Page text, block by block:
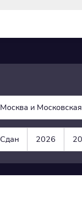
Москва и
Сдан 2026